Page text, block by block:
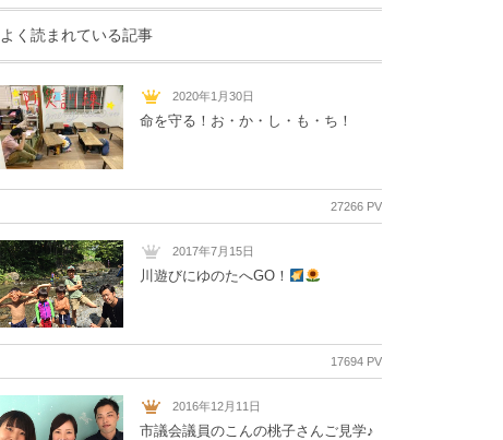
よく読まれている記事
2020年1月30日
命を守る！お・か・し・も・ち！
27266 PV
2017年7月15日
川遊びにゆのたへGO！
17694 PV
2016年12月11日
市議会議員のこんの桃子さんご見学♪